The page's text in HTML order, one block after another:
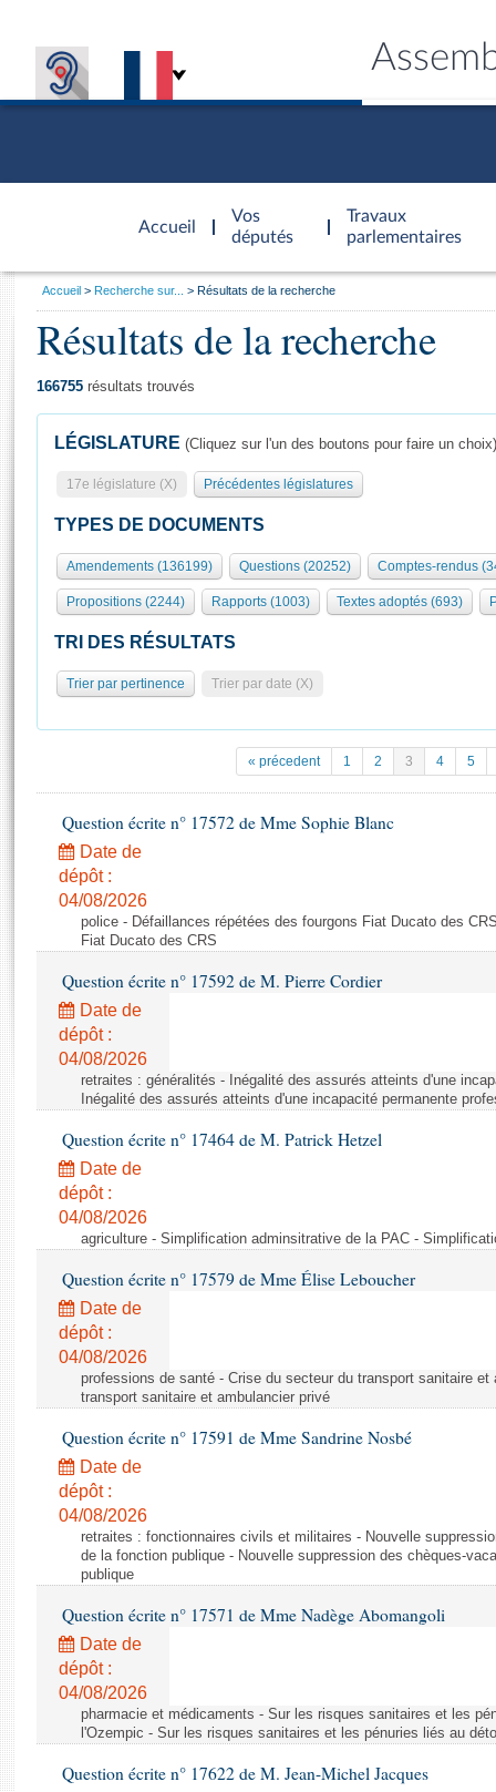
Accueil
d'accueil
Vos
députés
Travaux
parlementaires
Présidence
577 députés
Groupes politiques
Séance publique
Commissions et autres organes
Europe et International
Pétitions
Projets de loi
Propositions de loi
Amendements
Textes adoptés
Rapports législatifs
Rapports sur l'application des lois
Baromètre de l’application des lois
Dossiers législatifs
Budget et sécurité sociale
Questions écrites et orales
Comptes rendus des débats
Général
Rôle et pouvoirs de l'Assemblée
Organisation de l'Assemblée
Présidence Conférence des Présidents Bureau Collège des
Statistiques et chiffres clés
Documents de référence
( Constitution | Règlement de l'Assemblée ... )
Histoire
Juniors
Anciennes législatures
Visiter l'Assemblée
Visite virtuelle du palais Bourbon
Assister à une séance
Contacts et plan d'accès
Photos libres de droit
Vous
Accueil Recherche sur... Résultats de la recherche
Résultats de la recherche
166755 résultats trouvés
LÉGISLATURE (Cliquez sur l'un des boutons pour faire un choix)
17e législature (X) Précédentes législatures
TYPES DE DOCUMENTS
Amendements (136199) Questions (20252) Comptes-rendus
Propositions (2244) Rapports (1003) Textes adoptés (693)
TRI DES RÉSULTATS
Trier par pertinence Trier par date (X)
« précedent 1 2 3 4 5
Question écrite n° 17572 de Mme Sophie Blanc
Date de
dépôt :
04/08/2026
police - Défaillances répétées des fourgons Fiat Ducato des
Fiat Ducato des CRS
Question écrite n° 17592 de M. Pierre Cordier
Date de
dépôt :
04/08/2026
retraites : généralités - Inégalité des assurés atteints d'une
Inégalité des assurés atteints d'une incapacité permanente
Question écrite n° 17464 de M. Patrick Hetzel
Date de
dépôt :
04/08/2026
agriculture - Simplification adminsitrative de la PAC -
Question écrite n° 17579 de Mme Élise Leboucher
Date de
dépôt :
04/08/2026
professions de santé - Crise du secteur du transport sanitaire
transport sanitaire et ambulancier privé
Question écrite n° 17591 de Mme Sandrine Nosbé
Date de
dépôt :
04/08/2026
retraites : fonctionnaires civils et militaires - Nouvelle
de la fonction publique - Nouvelle suppression des chèques-
publique
Question écrite n° 17571 de Mme Nadège Abomangoli
Date de
dépôt :
04/08/2026
pharmacie et médicaments - Sur les risques sanitaires et les
l'Ozempic - Sur les risques sanitaires et les pénuries liés au
Question écrite n° 17622 de M. Jean-Michel Jacques